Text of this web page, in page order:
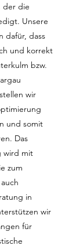
der die
Unsere
dafür, dass
und korrekt
bzw.
wir
und somit
Das
wird mit
zum
in
wir
für